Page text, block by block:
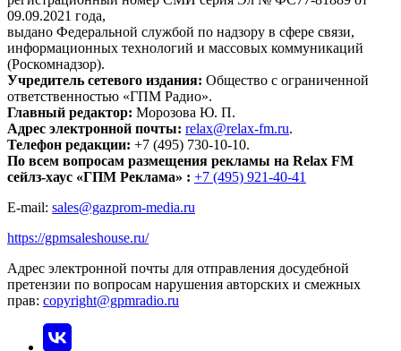
09.09.2021 года,
выдано Федеральной службой по надзору в сфере связи,
информационных технологий и массовых коммуникаций
(Роскомнадзор).
Учредитель сетевого издания: Общество с ограниченной
ответственностью «ГПМ Радио».
Главный редактор: Морозова Ю. П.
Адрес электронной почты: relax@relax-fm.ru.
Телефон редакции: +7 (495) 730-10-10.
По всем вопросам размещения рекламы на Relax FM
сейлз-хаус «ГПМ Реклама» : +7 (495) 921-40-41
E-mail: sales@gazprom-media.ru
https://gpmsaleshouse.ru/
Адрес электронной почты для отправления досудебной
претензии по вопросам нарушения авторских и смежных
прав: copyright@gpmradio.ru